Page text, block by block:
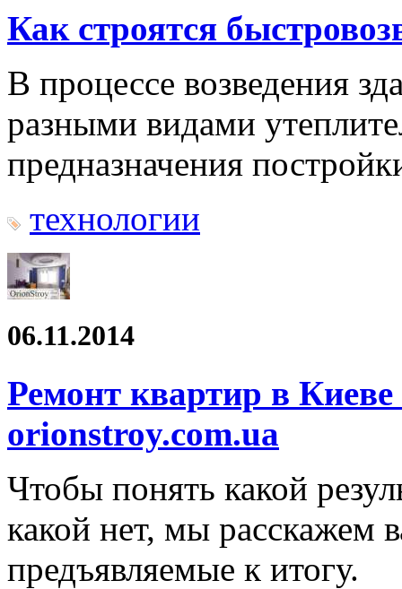
Как строятся
В процессе возведения
разными видами
предназначения
технологии
06.11.2014
Ремонт квартир в
orionstroy.com.ua
Чтобы понять какой
какой нет, мы расскажем
предъявляемые к итогу.